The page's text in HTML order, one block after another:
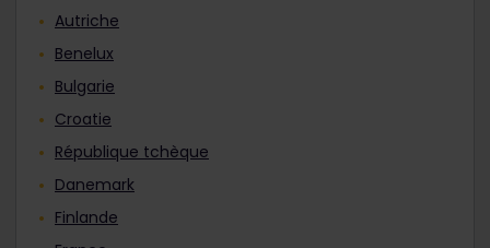
Autriche
Benelux
Bulgarie
Croatie
République tchèque
Danemark
Finlande